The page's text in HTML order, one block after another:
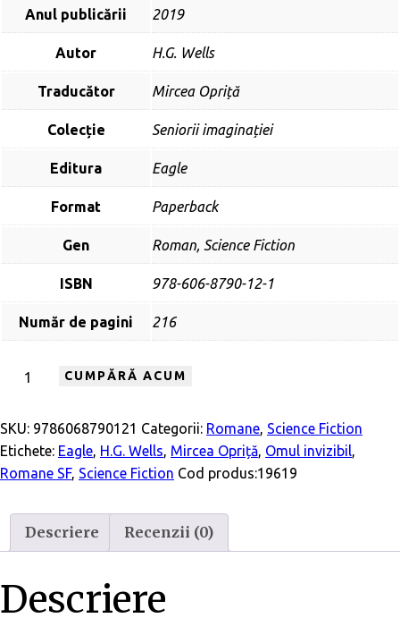
Anul publicării 2019
Autor H.G. Wells
Traducător Mircea Opriță
Colecție Seniorii imaginației
Editura Eagle
Format Paperback
Gen Roman, Science Fiction
ISBN 978-606-8790-12-1
Număr de pagini 216
Cantitate
invizibil
CUMPĂRĂ ACUM
SKU: 9786068790121 Categorii: Romane, Science Fiction
Etichete: Eagle, H.G. Wells, Mircea Opriță, Omul invizibil,
Romane SF, Science Fiction Cod produs:19619
Descriere Recenzii (0)
Descriere